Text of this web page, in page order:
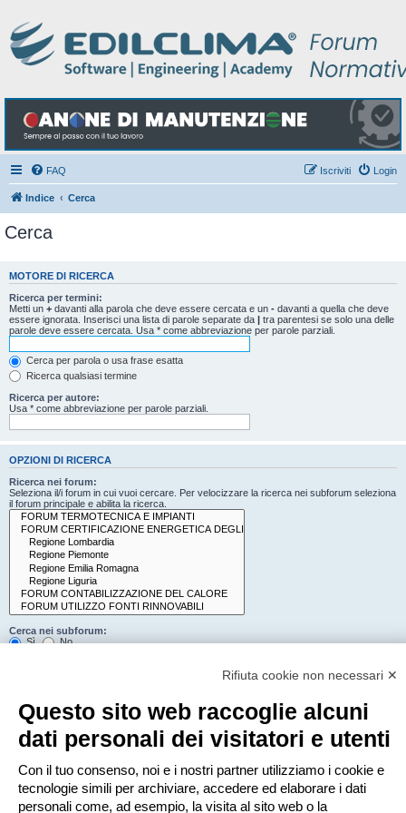
FAQ Login
Iscriviti
Indice Cerca
Cerca
MOTORE DI RICERCA
Ricerca per termini:
Metti un + davanti alla parola che deve essere cercata e un - davanti a quella che deve
essere ignorata. Inserisci una lista di parole separate da | tra parentesi se solo una delle
parole deve essere cercata. Usa * come abbreviazione per parole parziali.
Cerca per parola o usa frase esatta
Ricerca qualsiasi termine
Ricerca per autore:
Usa * come abbreviazione per parole parziali.
OPZIONI DI RICERCA
Ricerca nei forum:
Seleziona il/i forum in cui vuoi cercare. Per velocizzare la ricerca nei subforum seleziona
il forum principale e abilita la ricerca.
Cerca nei subforum:
Sì
No
Solo tra i titoli degli argomenti
Solo il primo messaggio dell’argomento
Mostra i risultati come:
Messaggi
Argomenti
Ordina risultati per:
Crescente
Decrescente
Rifiuta cookie non necessari ✕
Questo sito web raccoglie alcuni
dati personali dei visitatori e utenti
Con il tuo consenso, noi e i nostri partner utilizziamo i cookie e
tecnologie simili per archiviare, accedere ed elaborare i dati
personali come, ad esempio, la visita al sito web o la